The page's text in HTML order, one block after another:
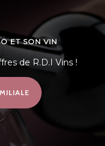
ET SON VIN
de R.D.I Vins !